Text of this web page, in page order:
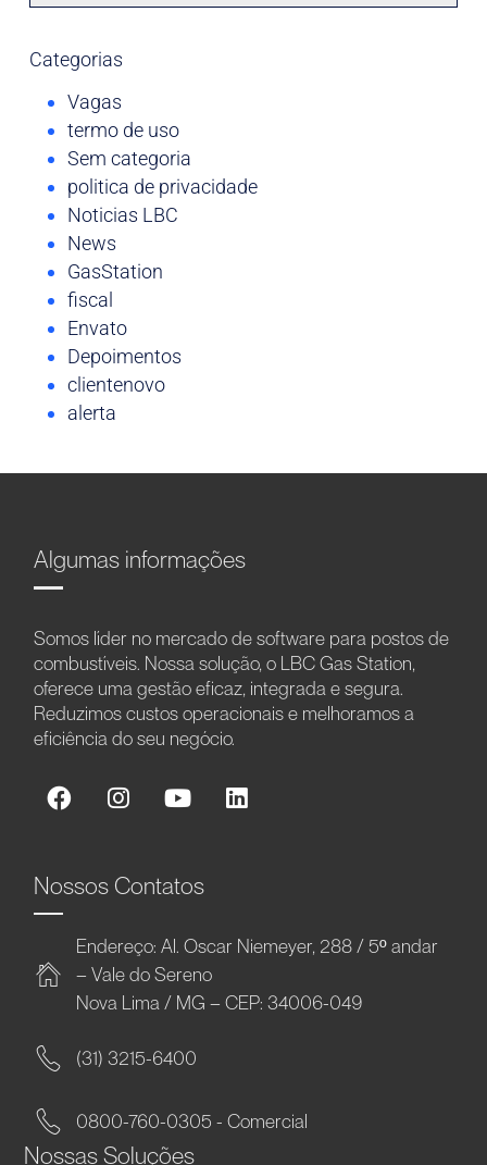
Categorias
Vagas
termo de uso
Sem categoria
politica de privacidade
Noticias LBC
News
GasStation
fiscal
Envato
Depoimentos
clientenovo
alerta
Algumas informações
Somos líder no mercado de software para postos de
combustíveis. Nossa solução, o LBC Gas Station,
oferece uma gestão eficaz, integrada e segura.
Reduzimos custos operacionais e melhoramos a
eficiência do seu negócio.
Nossos Contatos
Endereço: Al. Oscar Niemeyer, 288 / 5º andar
– Vale do Sereno
Nova Lima / MG – CEP: 34006-049
(31) 3215-6400
0800-760-0305 - Comercial
Nossas Soluções